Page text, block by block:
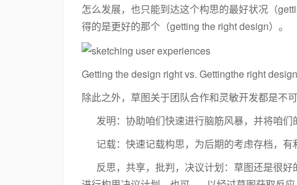
怎么发展，也只能到达这个构思的最好状况（
得的是更好的那个（getting the right design）。
Getting the design right vs. Gettingthe right design
除此之外，草图关于团队合作和灵敏开发都是不
发明：协助咱们快速进行脑筋风暴，并将咱们
记载：快速记载构思，为后期的考虑存档，有
反思，共享，批判，决议计划：草图还是很好